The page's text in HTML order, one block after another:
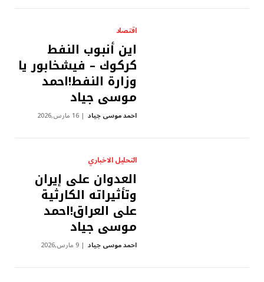
اقتصاد
اين أنبوب النفط
كركوك – فيشخابور يا
وزارة النفط!احمد
موسى جياد
احمد موسى جياد 16 مارس,2026
التحليل الاخباري
العدوان على إيران
وتأثيراته الكارثية
على العراق!احمد
موسى جياد
احمد موسى جياد 9 مارس,2026